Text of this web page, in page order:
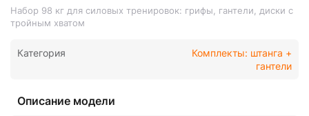
Набор 98 кг для силовых тренировок: грифы, гантели, диски с
тройным хватом
Категория
Комплекты: штанга +
гантели
Описание модели